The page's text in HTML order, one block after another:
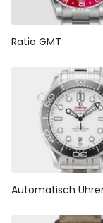
Ratio GMT
Automatisch